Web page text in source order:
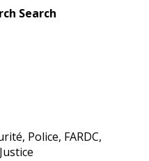
Search
Police, FARDC,